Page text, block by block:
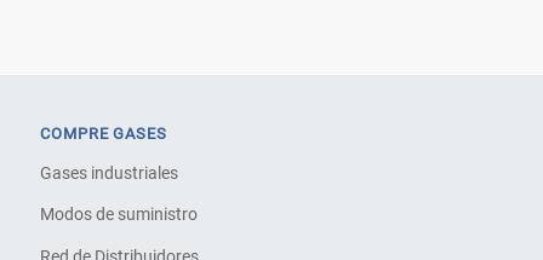
COMPRE GASES
Gases industriales
Modos de suministro
Red de Distribuidores